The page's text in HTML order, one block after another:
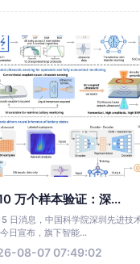
万个样本验证：深...
日消息，中国科学院深圳先进技
日宣布，旗下智能...
08-07 07:49:02